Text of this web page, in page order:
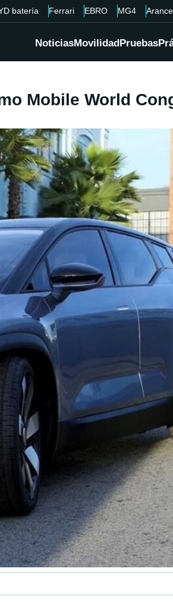
batería Ferrari EBRO MG4
NoticiasMovilidadPruebas
Mobile World